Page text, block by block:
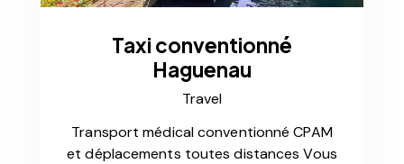
Taxi conventionné
Haguenau
Travel
Transport médical conventionné CPAM
et déplacements toutes distances Vous